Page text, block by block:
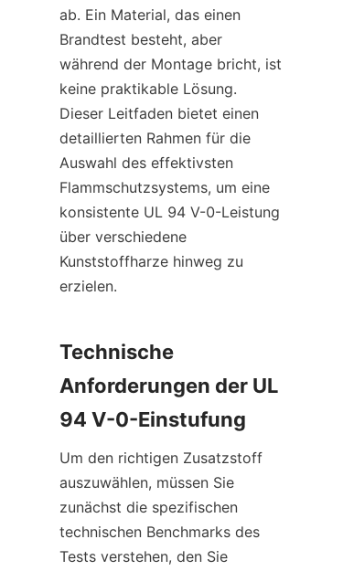
ab. Ein Material, das einen
Brandtest besteht, aber
während der Montage bricht, ist
keine praktikable Lösung.
Dieser Leitfaden bietet einen
detaillierten Rahmen für die
Auswahl des effektivsten
Flammschutzsystems, um eine
konsistente UL 94 V-0-Leistung
über verschiedene
Kunststoffharze hinweg zu
erzielen.
Technische
Anforderungen der UL
94 V-0-Einstufung
Um den richtigen Zusatzstoff
auszuwählen, müssen Sie
zunächst die spezifischen
technischen Benchmarks des
Tests verstehen, den Sie